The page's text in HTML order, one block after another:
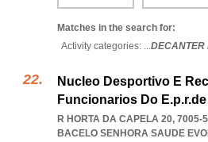
Matches in the search for:
Activity categories: ...DECANTER
Nucleo Desportivo E
Funcionarios Do
R HORTA DA CAPELA 20, 7005-
BACELO SENHORA SAUDE